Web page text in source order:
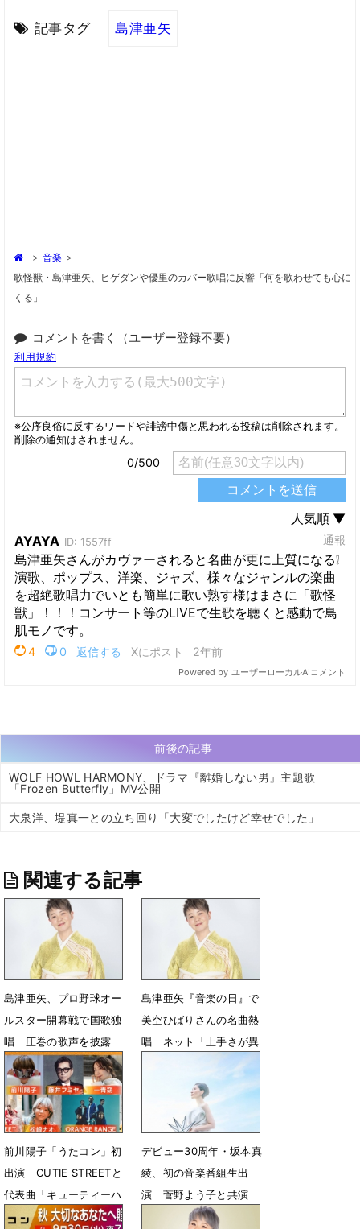
記事タグ 島津亜矢
> 音楽 >
歌怪獣・島津亜矢、ヒゲダンや優里のカバー歌唱に反響「何を歌わせても心に
くる」
コメントを書く（ユーザー登録不要）
前後の記事
WOLF HOWL HARMONY、ドラマ『離婚しない男』主題歌
「Frozen Butterfly」MV公開
大泉洋、堤真一との立ち回り「大変でしたけど幸せでした」
関連する記事
島津亜矢、プロ野球オー
ルスター開幕戦で国歌独
唱 圧巻の歌声を披露
7月28日 22時27分
島津亜矢『音楽の日』で
美空ひばりさんの名曲熱
唱 ネット「上手さが異
7月18日 18時19分
前川陽子「うたコン」初
出演 CUTIE STREETと
代表曲「キューティーハ
ニー」をコラボ
デビュー30周年・坂本真
綾、初の音楽番組生出
演 菅野よう子と共演
2月24日 17時00分